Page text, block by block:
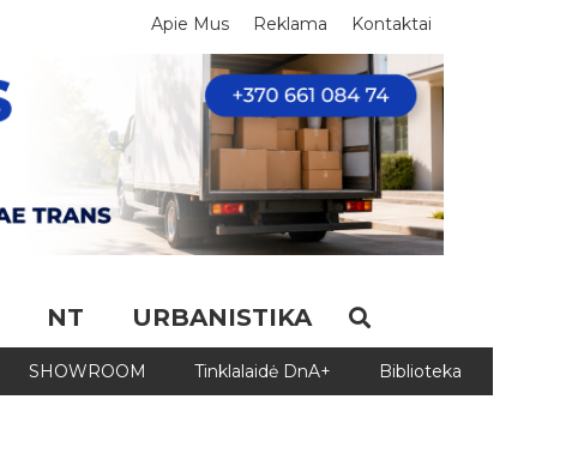
Apie Mus Reklama Kontaktai
NT URBANISTIKA
SHOWROOM Tinklalaidė DnA+ Biblioteka